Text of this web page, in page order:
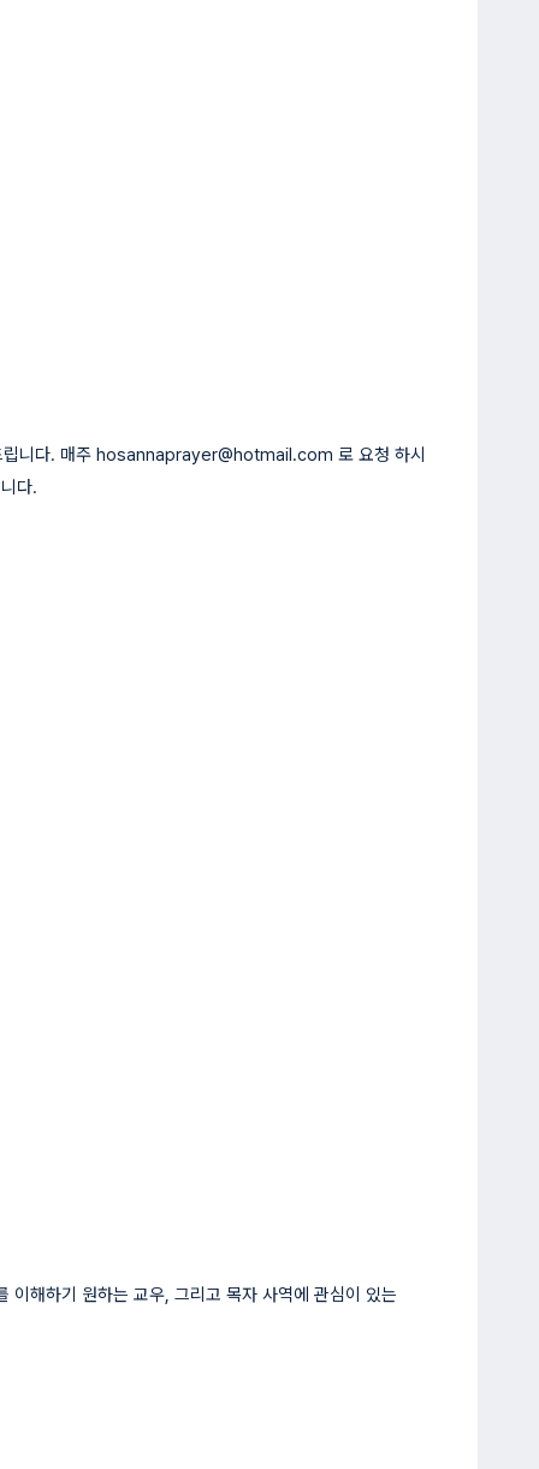
립니다. 매주 hosannaprayer@hotmail.com 로 요청 하시
다.
해하기 원하는 교우, 그리고 목자 사역에 관심이 있는